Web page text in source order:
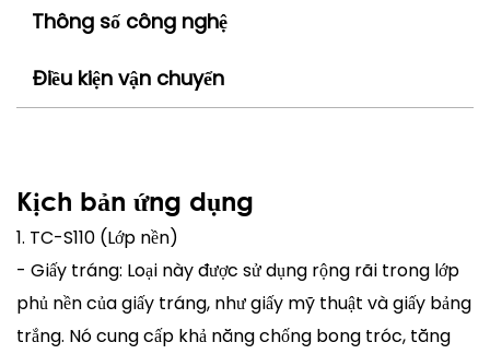
Thông số công nghệ
Điều kiện vận chuyển
Kịch bản ứng dụng
1. TC-S110 (Lớp nền)
- Giấy tráng: Loại này được sử dụng rộng rãi trong lớp
phủ nền của giấy tráng, như giấy mỹ thuật và giấy bảng
trắng. Nó cung cấp khả năng chống bong tróc, tăng